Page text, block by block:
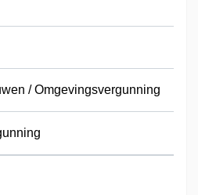
/ Omgevingsvergunning